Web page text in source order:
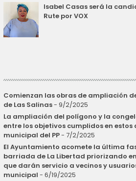
Isabel Casas será la
Rute por VOX
Comienzan las obras de ampliación
de Las Salinas- 9/2/2025
La ampliación del polígono y la
entre los objetivos cumplidos en estos
municipal del PP- 7/2/2025
El Ayuntamiento acomete la última
barriada de La Libertad priorizando
que darán servicio a vecinos y
municipal - 6/19/2025